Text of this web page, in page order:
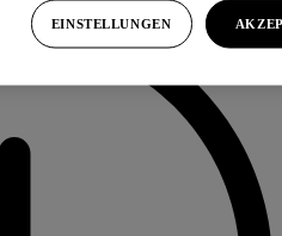
EINSTELLUNGEN